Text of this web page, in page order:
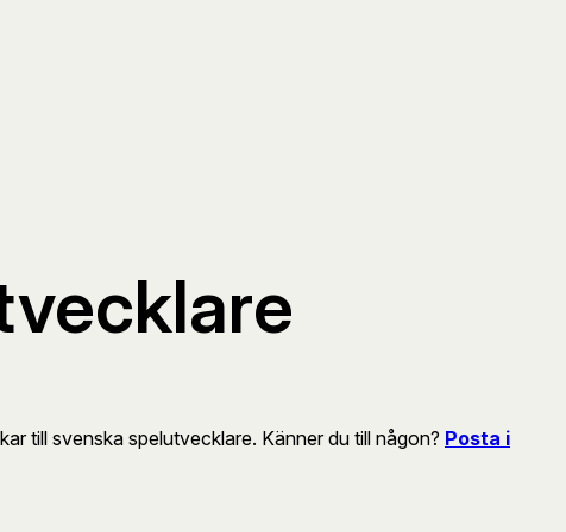
till svenska spelutvecklare. Känner du till någon? Posta i